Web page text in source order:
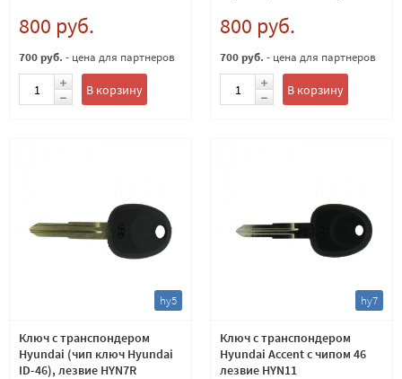
800 руб.
700 руб. - цена для партнеров
В корзину
800 руб.
700 руб. - цена для партнеров
В корзину
hy5
Ключ с транспондером
Hyundai (чип ключ Hyundai
ID-46), лезвие HYN7R
hy7
Ключ с транспондером
Hyundai Accent с чипом 46
лезвие HYN11